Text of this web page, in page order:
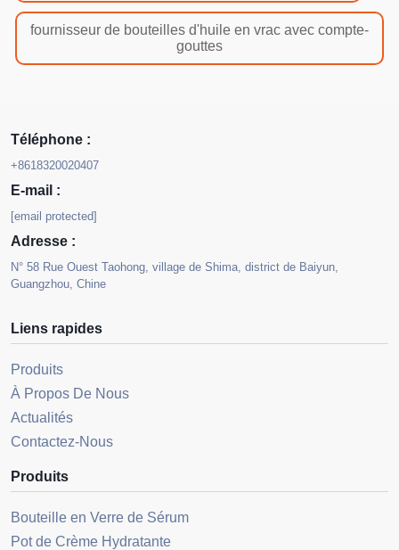
fournisseur de bouteilles d'huile en vrac avec compte-
gouttes
Téléphone :
+8618320020407
E-mail :
[email protected]
Adresse :
N° 58 Rue Ouest Taohong, village de Shima, district de Baiyun,
Guangzhou, Chine
Liens rapides
Produits
À Propos De Nous
Actualités
Contactez-Nous
Produits
Bouteille en Verre de Sérum
Pot de Crème Hydratante